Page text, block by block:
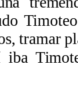
tramar